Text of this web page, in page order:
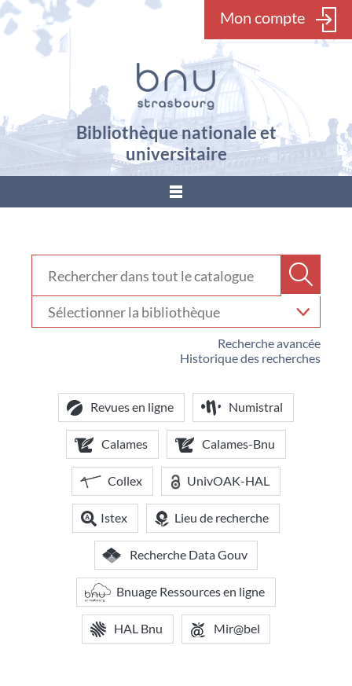
Mon compte
Bibliothèque nationale et
universitaire
???
Recherche avancée
Historique des recherches
votre
bibliothèque
Revues en ligne Numistral
Calames Calames-Bnu
Collex UnivOAK-HAL
Istex Lieu de recherche
Recherche Data Gouv
Bnuage Ressources en ligne
HAL Bnu Mir@bel